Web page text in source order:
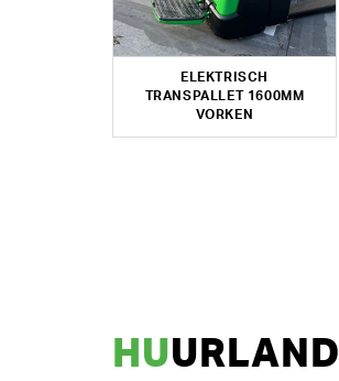
ELEKTRISCH
TRANSPALLET 1600MM
VORKEN
HUURLAND